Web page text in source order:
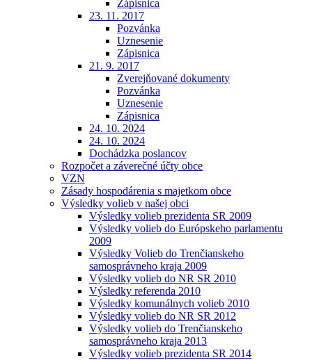
Zápisnica
23. 11. 2017
Pozvánka
Uznesenie
Zápisnica
21. 9. 2017
Zverejňované dokumenty
Pozvánka
Uznesenie
Zápisnica
24. 10. 2024
24. 10. 2024
Dochádzka poslancov
Rozpočet a záverečné účty obce
VZN
Zásady hospodárenia s majetkom obce
Výsledky volieb v našej obci
Výsledky volieb prezidenta SR 2009
Výsledky volieb do Európskeho parlamentu
2009
Výsledky Volieb do Trenčianskeho
samosprávneho kraja 2009
Výsledky volieb do NR SR 2010
Výsledky referenda 2010
Výsledky komunálnych volieb 2010
Výsledky volieb do NR SR 2012
Výsledky volieb do Trenčianskeho
samosprávneho kraja 2013
Výsledky volieb prezidenta SR 2014